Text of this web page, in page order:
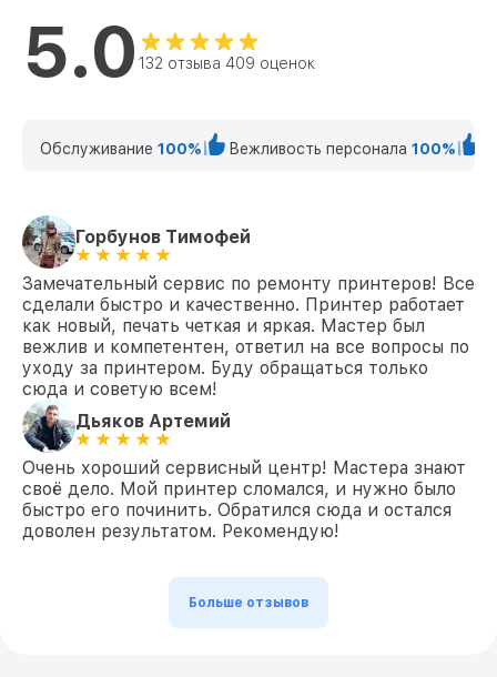
5.0 132 отзыва 409 оценок
Обслуживание 100% Вежливость персонала 100%
Горбунов Тимофей
Замечательный сервис по ремонту принтеров! Все
сделали быстро и качественно. Принтер работает
как новый, печать четкая и яркая. Мастер был
вежлив и компетентен, ответил на все вопросы по
уходу за принтером. Буду обращаться только
сюда и советую всем!
Дьяков Артемий
Очень хороший сервисный центр! Мастера знают
своё дело. Мой принтер сломался, и нужно было
быстро его починить. Обратился сюда и остался
доволен результатом. Рекомендую!
Больше отзывов